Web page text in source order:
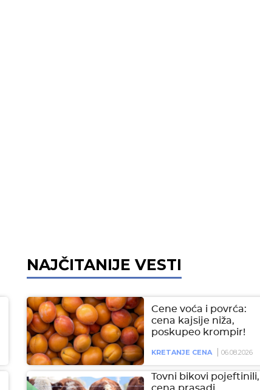
NAJČITANIJE VESTI
Cene voća i povrća:
cena kajsije niža,
poskupeo krompir!
KRETANJE CENA 06.08.2026
Tovni bikovi pojeftinili,